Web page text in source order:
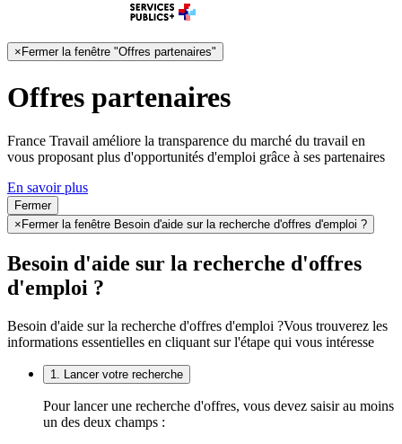
× Fermer la fenêtre "Offres partenaires"
Offres partenaires
France Travail améliore la transparence du marché du travail en
vous proposant plus d'opportunités d'emploi grâce à ses partenaires
En savoir plus
Fermer
× Fermer la fenêtre Besoin d'aide sur la recherche d'offres d'emploi ?
Besoin d'aide sur la recherche d'offres
d'emploi ?
Besoin d'aide sur la recherche d'offres d'emploi ?Vous trouverez les
informations essentielles en cliquant sur l'étape qui vous intéresse
1. Lancer votre recherche
Pour lancer une recherche d'offres, vous devez saisir au moins
un des deux champs :